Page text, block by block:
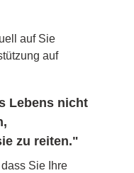
auf Sie
auf
Lebens nicht
zu reiten."
Sie Ihre